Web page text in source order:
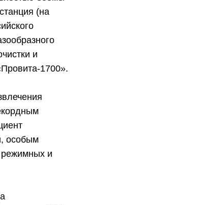
(на
и
1700».
особым
режимных и